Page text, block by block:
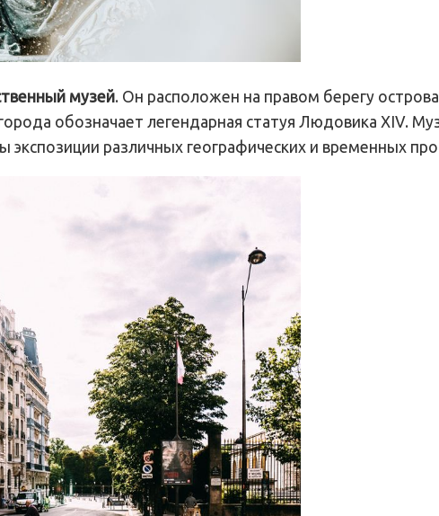
музей. Он расположен на правом берегу
обозначает легендарная статуя Людовика XIV.
экспозиции различных географических и временных